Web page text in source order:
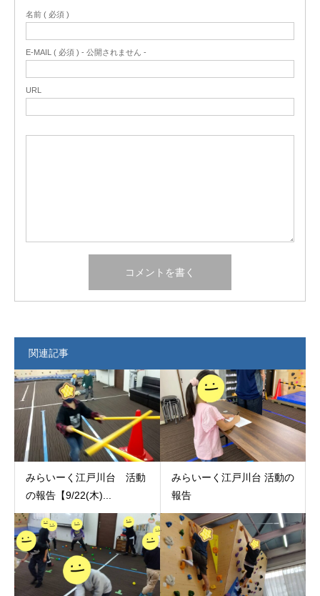
名前 ( 必須 )
E-MAIL ( 必須 ) - 公開されません -
URL
関連記事
みらいーく江戸川台 活動
の報告【9/22(木)...
みらいーく江戸川台 活動の
報告